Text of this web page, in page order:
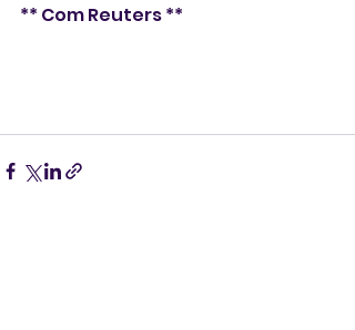
** Com Reuters **